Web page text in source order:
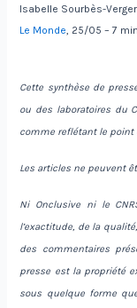
Isabelle Sourbès-Verger
Le Monde , 25/05 – 7 min
Cette synthèse de
ou des laboratoires du
comme reflétant le point
Les articles ne peuvent
Ni Onclusive ni le
l’exactitude, de la
des commentaires
presse est la propriété
sous quelque forme